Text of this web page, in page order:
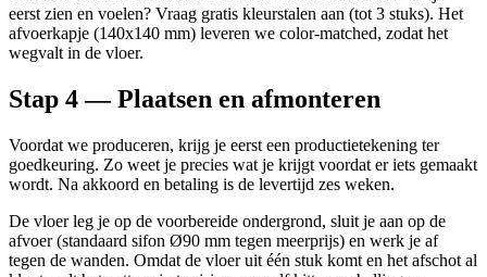
eerst zien en voelen? Vraag gratis kleurstalen aan (tot 3 stuks). Het
afvoerkapje (140x140 mm) leveren we color-matched, zodat het
wegvalt in de vloer.
Stap 4 — Plaatsen en afmonteren
Voordat we produceren, krijg je eerst een productietekening ter
goedkeuring. Zo weet je precies wat je krijgt voordat er iets gemaakt
wordt. Na akkoord en betaling is de levertijd zes weken.
De vloer leg je op de voorbereide ondergrond, sluit je aan op de
afvoer (standaard sifon Ø90 mm tegen meerprijs) en werk je af
tegen de wanden. Omdat de vloer uit één stuk komt en het afschot al